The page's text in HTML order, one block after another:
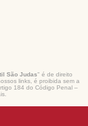
São Judas" é de direito
links, é proibida sem a
184 do Código Penal –
.